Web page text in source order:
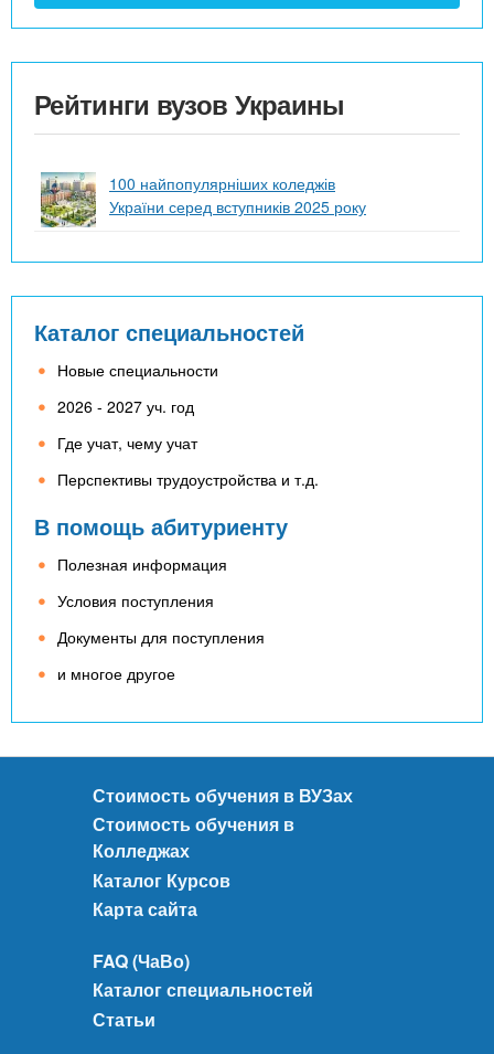
Рейтинги вузов Украины
100 найпопулярніших коледжів
України серед вступників 2025 року
Каталог специальностей
Новые специальности
2026 - 2027 уч. год
Где учат, чему учат
Перспективы трудоустройства и т.д.
В помощь абитуриенту
Полезная информация
Условия поступления
Документы для поступления
и многое другое
Стоимость обучения в ВУЗах
Стоимость обучения в
Колледжах
Каталог Курсов
Карта сайта
FAQ (ЧаВо)
Каталог специальностей
Статьи